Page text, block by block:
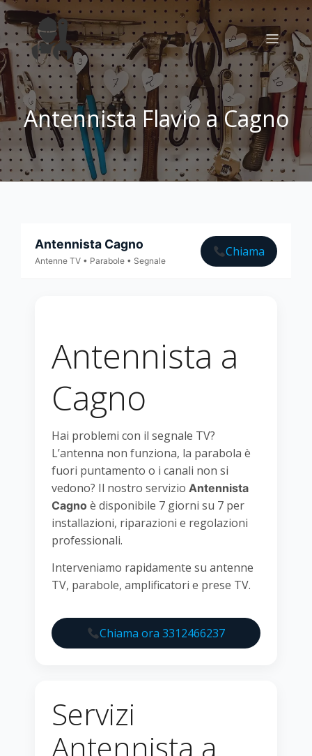
Antennista Flavio a Cagno
Antennista Cagno
Antenne TV • Parabole • Segnale
Chiama
Antennista a
Cagno
Hai problemi con il segnale TV?
L’antenna non funziona, la parabola è
fuori puntamento o i canali non si
vedono? Il nostro servizio Antennista
Cagno è disponibile 7 giorni su 7 per
installazioni, riparazioni e regolazioni
professionali.
Interveniamo rapidamente su antenne
TV, parabole, amplificatori e prese TV.
Chiama ora 3312466237
Servizi
Antennista a